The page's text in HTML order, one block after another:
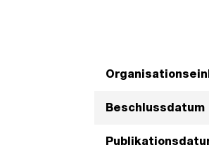
Beschlussdatum